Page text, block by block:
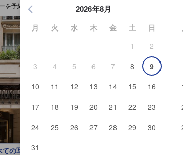
2026年8月
月 火 水 木 金 土
日
1
2
3
4 5 6 7 8
9
10
11 12 13 14 15
16
17
18 19 20 21 22
23
24
25 26 27 28 29
30
31
を予約する
の写真を見る